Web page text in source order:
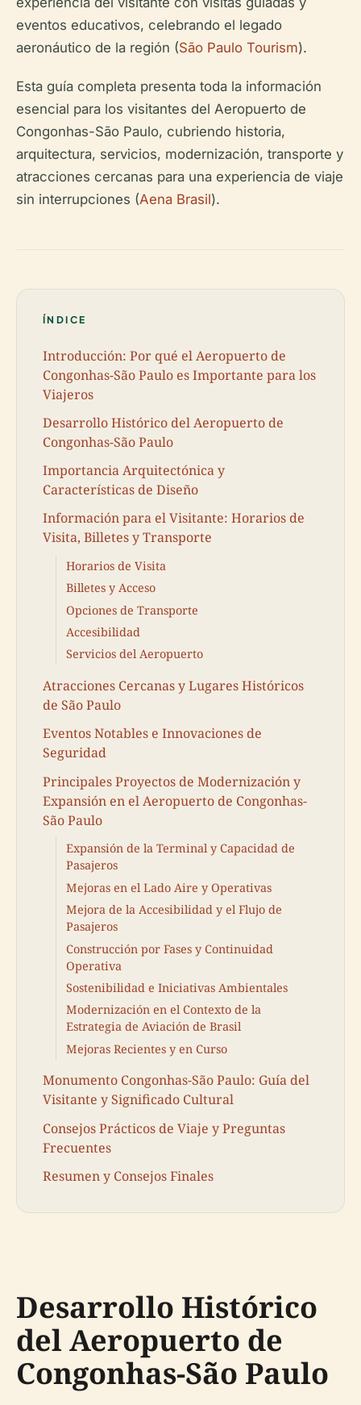
eventos educativos, celebrando el legado
aeronáutico de la región (São Paulo Tourism).
Esta guía completa presenta toda la información
esencial para los visitantes del Aeropuerto de
Congonhas-São Paulo, cubriendo historia,
arquitectura, servicios, modernización, transporte y
atracciones cercanas para una experiencia de viaje
sin interrupciones (Aena Brasil).
ÍNDICE
Introducción: Por qué el Aeropuerto de
Congonhas-São Paulo es Importante para los
Viajeros
Desarrollo Histórico del Aeropuerto de
Congonhas-São Paulo
Importancia Arquitectónica y
Características de Diseño
Información para el Visitante: Horarios de
Visita, Billetes y Transporte
Horarios de Visita
Billetes y Acceso
Opciones de Transporte
Accesibilidad
Servicios del Aeropuerto
Atracciones Cercanas y Lugares Históricos
de São Paulo
Eventos Notables e Innovaciones de
Seguridad
Principales Proyectos de Modernización y
Expansión en el Aeropuerto de Congonhas-
São Paulo
Expansión de la Terminal y Capacidad de
Pasajeros
Mejoras en el Lado Aire y Operativas
Mejora de la Accesibilidad y el Flujo de
Pasajeros
Construcción por Fases y Continuidad
Operativa
Sostenibilidad e Iniciativas Ambientales
Modernización en el Contexto de la
Estrategia de Aviación de Brasil
Mejoras Recientes y en Curso
Monumento Congonhas-São Paulo: Guía del
Visitante y Significado Cultural
Consejos Prácticos de Viaje y Preguntas
Frecuentes
Resumen y Consejos Finales
Desarrollo Histórico
del Aeropuerto de
Congonhas-São Paulo